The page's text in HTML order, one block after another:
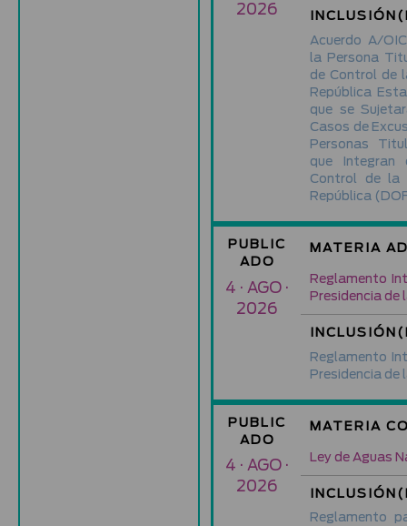
2026
Acuerdo A/
la Persona
de Control de
República
que se
Casos de
Personas
que Integran
Control de la
República
PUBLIC
ADO
MATERIA
4 · AGO ·
2026
Reglamento
Presidencia de
Reglamento
Presidencia de
PUBLIC
ADO
MATERIA
4 · AGO ·
2026
Ley de Aguas
Reglamento